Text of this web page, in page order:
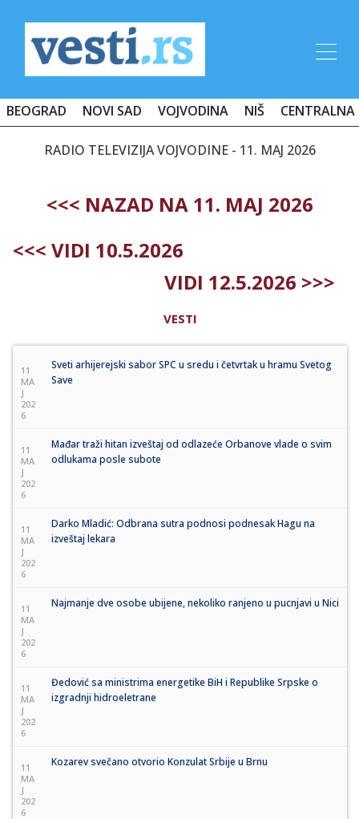
BEOGRAD NOVI SAD VOJVODINA NIŠ CENTRALNA
RADIO TELEVIZIJA VOJVODINE - 11. MAJ 2026
<<< NAZAD NA 11. MAJ 2026
<<< VIDI 10.5.2026
VIDI 12.5.2026 >>>
VESTI
11
MA
J
202
6
Sveti arhijerejski sabor SPC u sredu i četvrtak u hramu Svetog
Save
11
MA
J
202
6
Mađar traži hitan izveštaj od odlazeće Orbanove vlade o svim
odlukama posle subote
11
MA
J
202
6
Darko Mladić: Odbrana sutra podnosi podnesak Hagu na
izveštaj lekara
11
MA
J
202
6
Najmanje dve osobe ubijene, nekoliko ranjeno u pucnjavi u Nici
11
MA
J
202
6
Đedović sa ministrima energetike BiH i Republike Srpske o
izgradnji hidroeletrane
11
MA
J
202
6
Kozarev svečano otvorio Konzulat Srbije u Brnu